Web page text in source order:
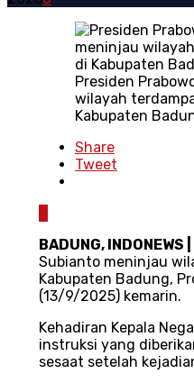
Presiden
wilayah
Kabupaten
Share
Tweet
BADUNG, INDONEWS |
Subianto meninjau
Kabupaten Badung,
(13/9/2025) kemarin.
Kehadiran Kepala
instruksi yang
sesaat setelah